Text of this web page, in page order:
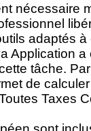
nécessaire
adaptés à
Application
tâche.
de
Taxes